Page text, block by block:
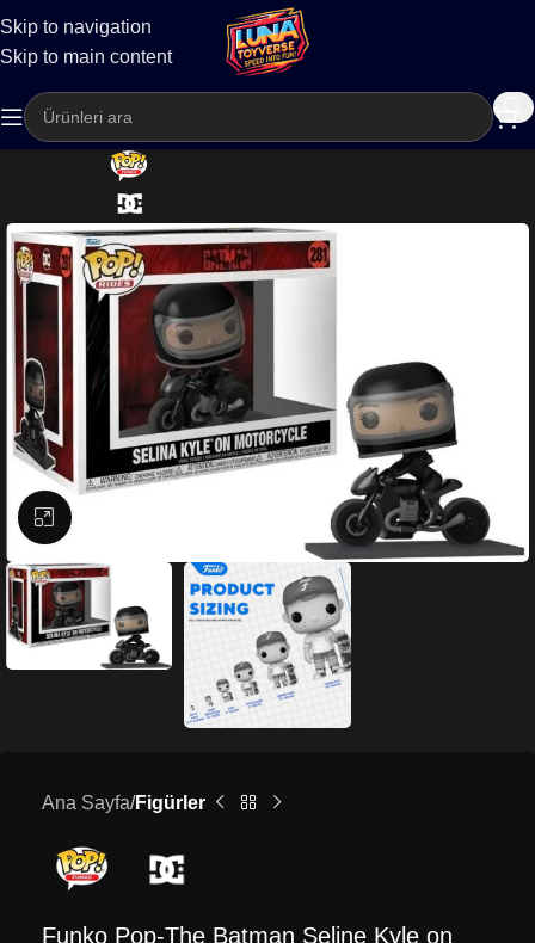
Skip to navigation
Skip to main content
Kargo
Büyütmek için tıklayın
Ana Sayfa Figürler
Funko Pop-The Batman Seline Kyle on